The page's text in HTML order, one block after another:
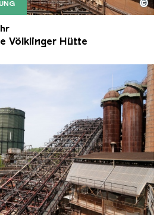
der Völklinger Hütte mit
Völklinger Hütte | Karl
©
Völklinger Hütte